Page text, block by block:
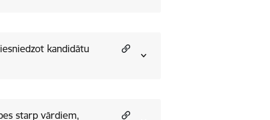
kandidātu
starp vārdiem,